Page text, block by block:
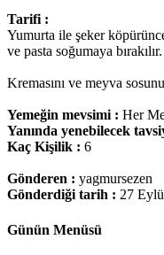
Tarifi :
Yumurta ile şeker
ve pasta soğumaya bırakılır.
Kremasını ve meyva
Yemeğin mevsimi : Her
Yanında yenebilecek
Kaç Kişilik : 6
Gönderen : yagmursezen
Gönderdiği tarih : 27
Günün Menüsü